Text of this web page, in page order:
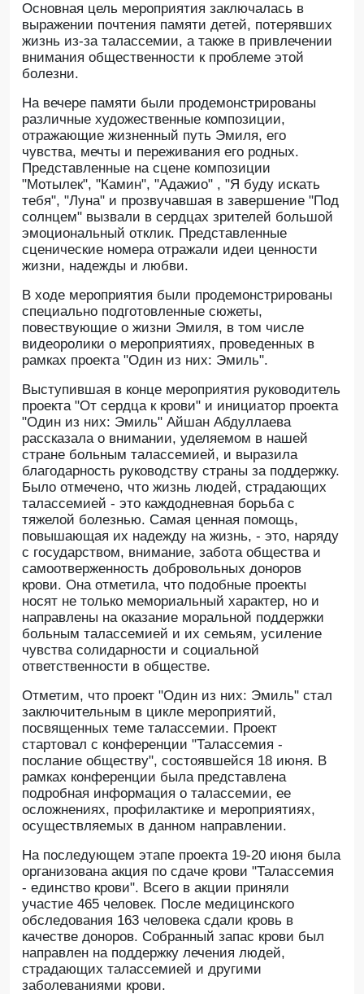
Основная цель мероприятия заключалась в
выражении почтения памяти детей, потерявших
жизнь из-за талассемии, а также в привлечении
внимания общественности к проблеме этой
болезни.
На вечере памяти были продемонстрированы
различные художественные композиции,
отражающие жизненный путь Эмиля, его
чувства, мечты и переживания его родных.
Представленные на сцене композиции
"Мотылек", "Камин", "Адажио" , "Я буду искать
тебя", "Луна" и прозвучавшая в завершение "Под
солнцем" вызвали в сердцах зрителей большой
эмоциональный отклик. Представленные
сценические номера отражали идеи ценности
жизни, надежды и любви.
В ходе мероприятия были продемонстрированы
специально подготовленные сюжеты,
повествующие о жизни Эмиля, в том числе
видеоролики о мероприятиях, проведенных в
рамках проекта "Один из них: Эмиль".
Выступившая в конце мероприятия руководитель
проекта "От сердца к крови" и инициатор проекта
"Один из них: Эмиль" Айшан Абдуллаева
рассказала о внимании, уделяемом в нашей
стране больным талассемией, и выразила
благодарность руководству страны за поддержку.
Было отмечено, что жизнь людей, страдающих
талассемией - это каждодневная борьба с
тяжелой болезнью. Самая ценная помощь,
повышающая их надежду на жизнь, - это, наряду
с государством, внимание, забота общества и
самоотверженность добровольных доноров
крови. Она отметила, что подобные проекты
носят не только мемориальный характер, но и
направлены на оказание моральной поддержки
больным талассемией и их семьям, усиление
чувства солидарности и социальной
ответственности в обществе.
Отметим, что проект "Один из них: Эмиль" стал
заключительным в цикле мероприятий,
посвященных теме талассемии. Проект
стартовал с конференции "Талассемия -
послание обществу", состоявшейся 18 июня. В
рамках конференции была представлена
подробная информация о талассемии, ее
осложнениях, профилактике и мероприятиях,
осуществляемых в данном направлении.
На последующем этапе проекта 19-20 июня была
организована акция по сдаче крови "Талассемия
- единство крови". Всего в акции приняли
участие 465 человек. После медицинского
обследования 163 человека сдали кровь в
качестве доноров. Собранный запас крови был
направлен на поддержку лечения людей,
страдающих талассемией и другими
заболеваниями крови.